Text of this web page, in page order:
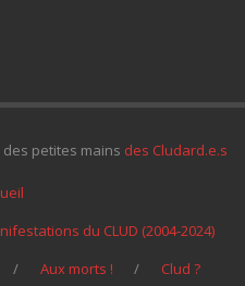
des petites mains des Cludard.e.s
du CLUD (2004-2024)
Aux morts !
Clud ?